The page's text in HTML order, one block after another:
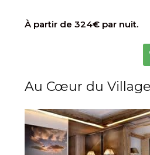
À partir de 324€ par nuit.
Au Cœur du Village